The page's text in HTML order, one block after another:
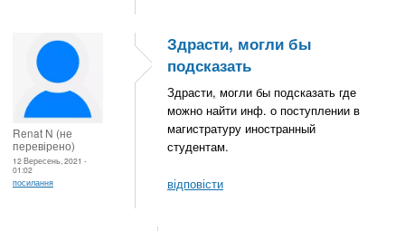
Renat N (не
перевірено)
12 Вересень, 2021 -
01:02
посилання
Здрасти, могли бы
подсказать
Здрасти, могли бы подсказать где
можно найти инф. о поступлении в
магистратуру иностранный
студентам.
відповісти